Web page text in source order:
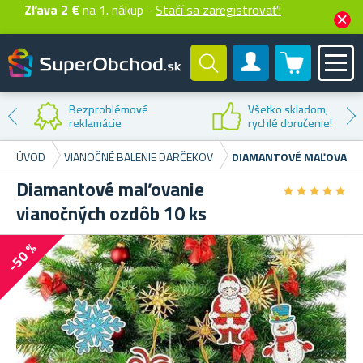
Zľava 2 € na 1. nákup - Stačí sa zaregistrovať!
Zákaznícky účet
0 produktů
Zľava na
prvý nákup
ÚVOD VIANOČNÉ BALENIE DARČEKOV DIAMANTOVÉ
Diamantové maľovanie
vianočných ozdôb 10 ks
★★★★★
★★★★★
-50 %